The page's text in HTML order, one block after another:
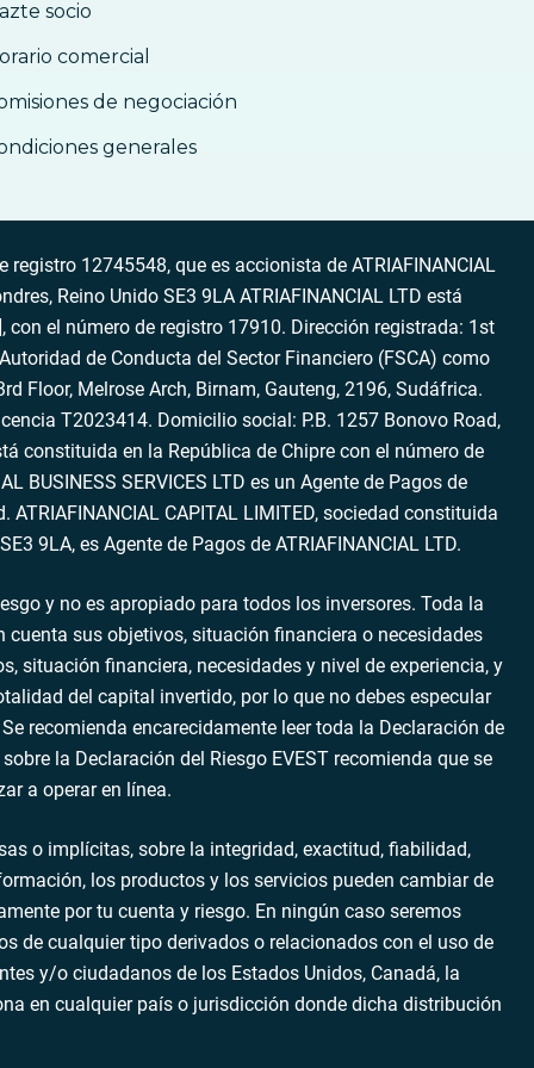
utilizar Bitcoin?
16. Cuáles son los riesgos en al
17. Cómo aceptar Bitcoin por
bienes y servicios
socio
comercial
de negociación
generales
registro 12745548, que es accionista de ATRIAFINANCIAL
Reino Unido SE3 9LA ATRIAFINANCIAL LTD está
el número de registro 17910. Dirección registrada: 1st
de Conducta del Sector Financiero (FSCA) como
Floor, Melrose Arch, Birnam, Gauteng, 2196, Sudáfrica.
T2023414. Domicilio social: P.B. 1257 Bonovo Road,
constituida en la República de Chipre con el número de
BUSINESS SERVICES LTD es un Agente de Pagos de
CAPITAL LIMITED, sociedad constituida
9LA, es Agente de Pagos de ATRIAFINANCIAL LTD.
y no es apropiado para todos los inversores. Toda la
sus objetivos, situación financiera o necesidades
situación financiera, necesidades y nivel de experiencia, y
del capital invertido, por lo que no debes especular
recomienda encarecidamente leer toda la Declaración de
la Declaración del Riesgo EVEST recomienda que se
a operar en línea.
o implícitas, sobre la integridad, exactitud, fiabilidad,
los productos y los servicios pueden cambiar de
por tu cuenta y riesgo. En ningún caso seremos
de cualquier tipo derivados o relacionados con el uso de
y/o ciudadanos de los Estados Unidos, Canadá, la
en cualquier país o jurisdicción donde dicha distribución